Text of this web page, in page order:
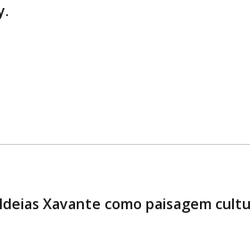
Xavante como paisagem